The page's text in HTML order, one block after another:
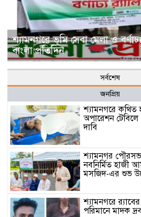
শ্যামনগরে ভূমি সেবা মেলা ও
বাংলা প্রতিদিন
সর্বশেষ
জনপ্রিয়
শ্যামনগরে কথিত
অপারেশন
দাবি
শ্যামনগর
নবনির্মিত হাজী
মসজিদ-এর শুভ
শ্যামনগরে
পরিমানে মাদক